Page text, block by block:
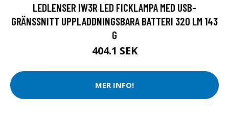
LEDLENSER IW3R LED FICKLAMPA MED USB-
GRÄNSSNITT UPPLADDNINGSBARA BATTERI 320 LM 143
G
404.1 SEK
MER INFO!